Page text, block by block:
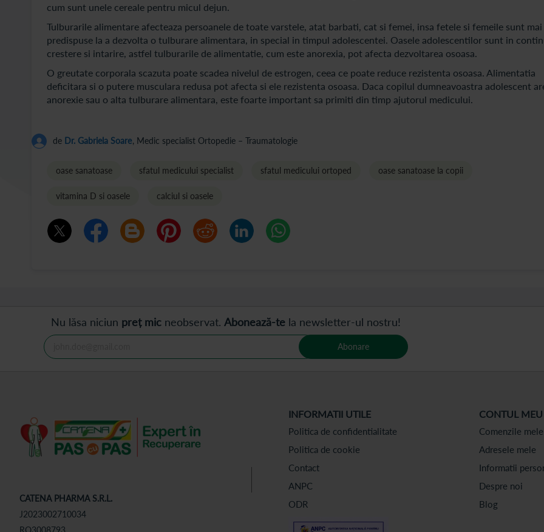
cum sunt unele cereale pentru micul dejun.
Tulburarile alimentare afecteaza persoanele de toate varstele, atat barbati, cat si femei, insa fetele si femeile sunt mai
predispuse la a dezvolta o tulburare alimentara, in special in timpul adolescentei. Oasele adolescentilor sunt in
crestere si intarire, astfel tulburarile de alimentatie, cum este anorexia, pot afecta dezvoltarea osoasa.
O greutate corporala scazuta poate scadea nivelul de estrogen, ceea ce poate reduce rezistenta osoasa. Alimentatia
deficitara si o putere musculara redusa pot afecta si ele rezistenta osoasa. Daca copilul dumneavoastra adolescent
anorexie sau o alta tulburare alimentara, este foarte important sa primiti din timp ajutorul medicului.
de Dr. Gabriela Soare, Medic specialist Ortopedie – Traumatologie
oase sanatoase sfatul medicului specialist sfatul medicului ortoped oase sanatoase la copii
vitamina D si oasele calciul si oasele
Nu lăsa niciun preț mic neobservat. Abonează-te la newsletter-ul nostru!
Abonare
CATENA PHARMA S.R.L.
J2023002710034
RO3008793
INFORMATII UTILE
Politica de confidentialitate
Politica de cookie
Contact
ANPC
ODR
CONTUL MEU
Comenzile mele
Adresele mele
Informatii
Despre noi
Blog